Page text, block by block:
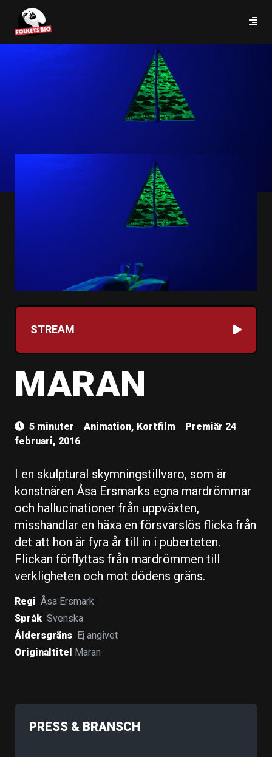
STREAM
MARAN
5 minuter Animation, Kortfilm
Premiär 24
februari, 2016
I en skulptural skymningstillvaro, som är
konstnären Åsa Ersmarks egna mardrömmar
och hallucinationer från uppväxten,
misshandlar en häxa en försvarslös flicka från
det att hon är fyra år till in i puberteten.
Flickan förflyttas från mardrömmen till
verkligheten och mot dödens gräns.
Regi Åsa Ersmark
Språk Svenska
Åldersgräns Ej angivet
Originaltitel Maran
PRESS & BRANSCH